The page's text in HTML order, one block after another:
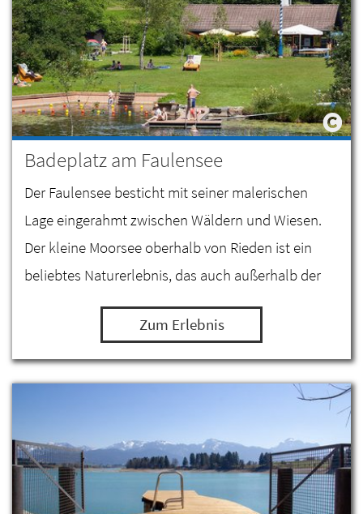
Badeplatz am Faulensee
Der Faulensee besticht mit seiner malerischen
Lage eingerahmt zwischen Wäldern und Wiesen.
Der kleine Moorsee oberhalb von Rieden ist ein
beliebtes Naturerlebnis, das auch außerhalb der
Badesaison ein wunderbares Ausflugsziel ist.
Zum Erlebnis